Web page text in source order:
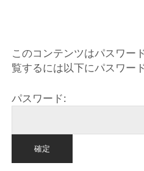
このコンテンツはパスワー
覧するには以下にパスワー
パスワード: